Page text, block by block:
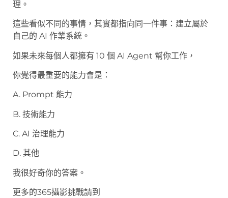
理。
這些看似不同的事情，其實都指向同一件事：建立屬於
自己的 AI 作業系統。
如果未來每個人都擁有 10 個 AI Agent 幫你工作，
你覺得最重要的能力會是：
A. Prompt 能力
B. 技術能力
C. AI 治理能力
D. 其他
我很好奇你的答案。
更多的365攝影挑戰請到